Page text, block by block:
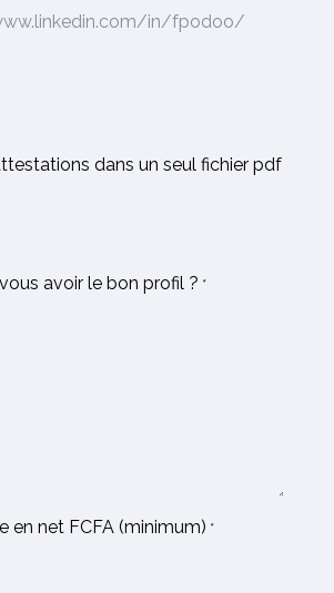
dans un seul fichier pdf
avoir le bon profil ? *
en net FCFA (minimum) *